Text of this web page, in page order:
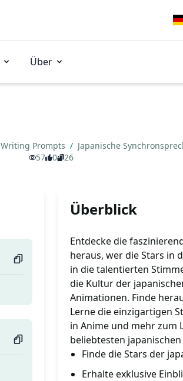
Über
Writing Prompts / Japanische
57
0 26
Überblick
Entdecke die
heraus, wer die Stars in
in die talentierten
die Kultur der
Animationen. Finde
Lerne die einzigartigen
in Anime und mehr zum
beliebtesten
Finde die Stars der
Erhalte exklusive